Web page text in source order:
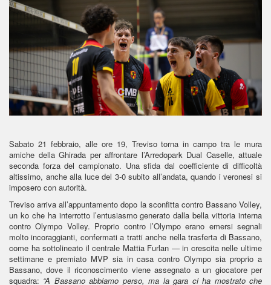
Sabato 21 febbraio, alle ore 19, Treviso torna in campo tra le mura
amiche della Ghirada per affrontare l’Arredopark Dual Caselle, attuale
seconda forza del campionato. Una sfida dal coefficiente di difficoltà
altissimo, anche alla luce del 3-0 subito all’andata, quando i veronesi si
imposero con autorità.
Treviso arriva all’appuntamento dopo la sconfitta contro Bassano Volley,
un ko che ha interrotto l’entusiasmo generato dalla bella vittoria interna
contro Olympo Volley. Proprio contro l’Olympo erano emersi segnali
molto incoraggianti, confermati a tratti anche nella trasferta di Bassano,
come ha sottolineato il centrale Mattia Furlan — in crescita nelle ultime
settimane e premiato MVP sia in casa contro Olympo sia proprio a
Bassano, dove il riconoscimento viene assegnato a un giocatore per
squadra: “A Bassano abbiamo perso, ma la gara ci ha mostrato che